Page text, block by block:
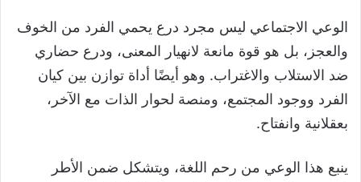
الوعي الاجتماعي ليس مجرد درع يحمي الفرد من الخوف
والعجز، بل هو قوة مانعة لانهيار المعنى، ودرع حضاري
ضد الاستلاب والاغتراب. وهو أيضًا أداة توازن بين كيان
الفرد ووجود المجتمع، ومنصة لحوار الذات مع الآخر،
بعقلانية وانفتاح.
ينبع هذا الوعي من رحم اللغة، ويتشكل ضمن الأطر